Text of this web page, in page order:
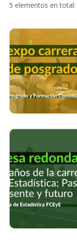
5 elementos en total: